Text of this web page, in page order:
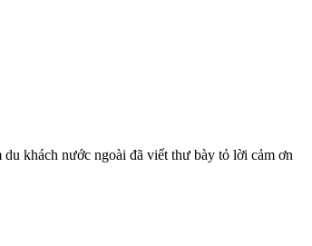
khách nước ngoài đã viết thư bày tỏ lời cảm ơn